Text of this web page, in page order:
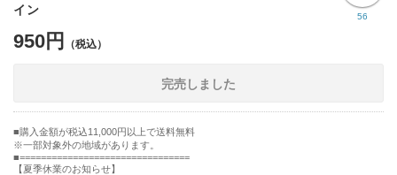
56
イン
950円
完売しました
購入金額が税込11,000円以上で送料無料
※一部対象外の地域があります。
================================
【夏季休業のお知らせ】